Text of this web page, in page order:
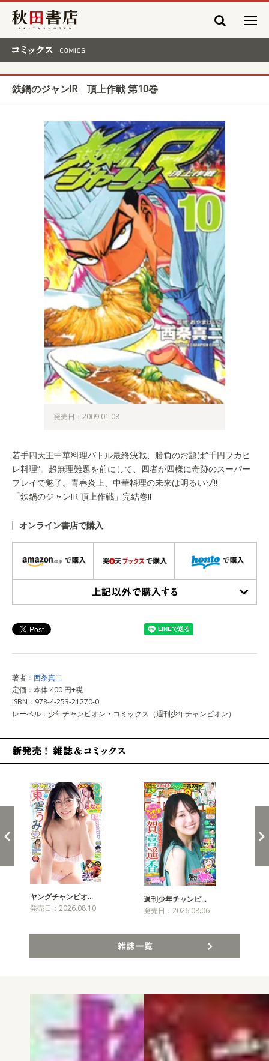
秋田書店
鉄鍋のジャン!R 頂上作戦 第10巻
発売日：2009.01.08
若手四天王中華料理バトル最終決戦、勝負のお題は“千円フカヒ
レ料理”。超無理難題を前にして、四者が四様に奇跡のスーパー
プレイで魅了。青春炎上、中華料理の未来は明るいゾ!!
「鉄鍋のジャン!R 頂上作戦」完結巻!!
オンライン書店で購入
著者： 西条真二
定価：本体 400 円+税
ISBN：978-4-253-21270-0
レーベル：少年チャンピオン・コミックス（週刊少年チャンピオン）
ヤングチャンピオ…
発売日：2026.08.10
週刊少年チャンピ…
発売日：2026.08.06